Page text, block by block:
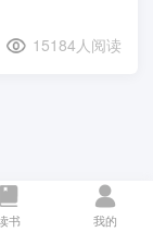
书 我的
15184人阅读